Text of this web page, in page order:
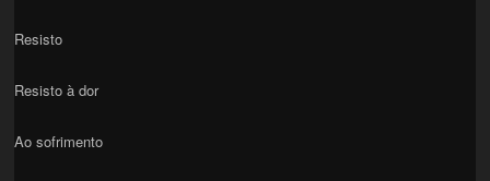
Resisto
Resisto à dor
Ao sofrimento